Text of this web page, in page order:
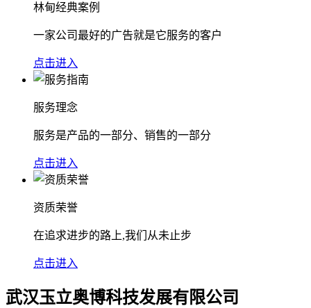
林甸经典案例
一家公司最好的广告就是它服务的客户
点击进入
服务理念
服务是产品的一部分、销售的一部分
点击进入
资质荣誉
在追求进步的路上,我们从未止步
点击进入
武汉玉立奥博科技发展有限公司